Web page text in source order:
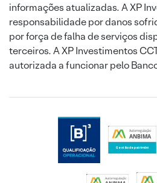
informações atualizadas. A XP
responsabilidade por danos
por força de falha de serviços
terceiros. A XP Investimentos
autorizada a funcionar pelo